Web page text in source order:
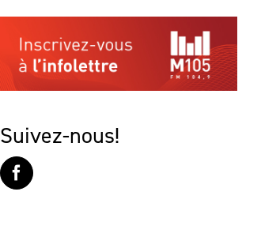
Suivez-nous!